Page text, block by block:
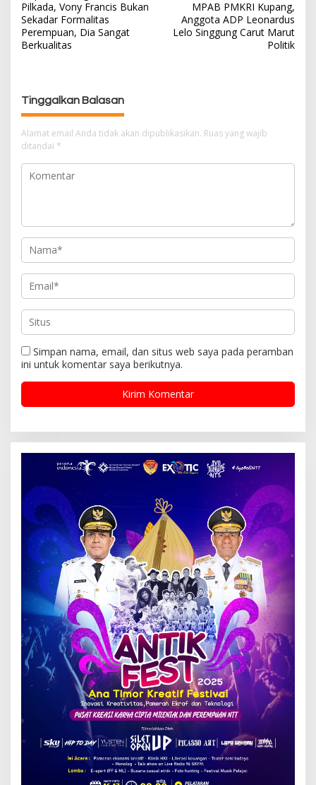
v
i
g
p
s
Pilkada, Vony Francis Bukan
Sekadar Formalitas
Perempuan, Dia Sangat
Berkualitas
MPAB PMKRI Kupang,
Anggota ADP Leonardus
Lelo Singgung Carut Marut
Politik
Tinggalkan Balasan
Alamat email Anda tidak akan dipublikasikan. Ruas yang wajib
ditandai *
Simpan nama, email, dan situs web saya pada peramban
ini untuk komentar saya berikutnya.